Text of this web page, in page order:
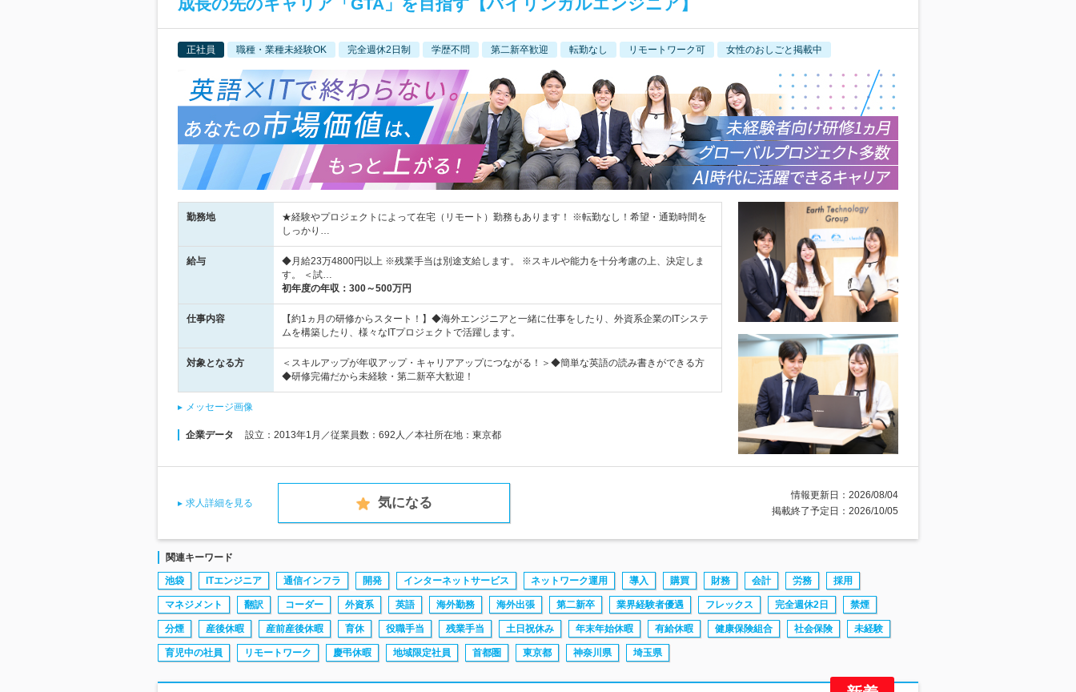
成長の先のキャリア「GTA」を目指す【バイリンガルエンジニア】
正社員 職種・業種未経験OK 完全週休2日制 学歴不問 第二新卒歓迎 転勤なし リモートワーク可 女性のおしごと掲載中
勤務地
★経験やプロジェクトによって在宅（リモート）勤務もあります！ ※転勤なし！希望・通勤時間を
しっかり…
給与
◆月給23万4800円以上 ※残業手当は別途支給します。 ※スキルや能力を十分考慮の上、決定しま
す。 ＜試…
初年度の年収： 300～500万円
仕事内容
【約1ヵ月の研修からスタート！】◆海外エンジニアと一緒に仕事をしたり、外資系企業のITシステ
ムを構築したり、様々なITプロジェクトで活躍します。
対象となる方
＜スキルアップが年収アップ・キャリアアップにつながる！＞◆簡単な英語の読み書きができる方
◆研修完備だから未経験・第二新卒大歓迎！
メッセージ画像
企業データ 設立：2013年1月／従業員数：692人／本社所在地：東京都
求人詳細を見る 気になる
情報更新日：2026/08/04
掲載終了予定日：2026/10/05
関連キーワード
池袋 ITエンジニア 通信インフラ 開発 インターネットサービス ネットワーク運用 導入 購買 財務 会計 労務 採用
マネジメント 翻訳 コーダー 外資系 英語 海外勤務 海外出張 第二新卒 業界経験者優遇 フレックス 完全週休2日 禁煙
分煙 産後休暇 産前産後休暇 育休 役職手当 残業手当 土日祝休み 年末年始休暇 有給休暇 健康保険組合 社会保険 未経験
育児中の社員 リモートワーク 慶弔休暇 地域限定社員 首都圏 東京都 神奈川県 埼玉県